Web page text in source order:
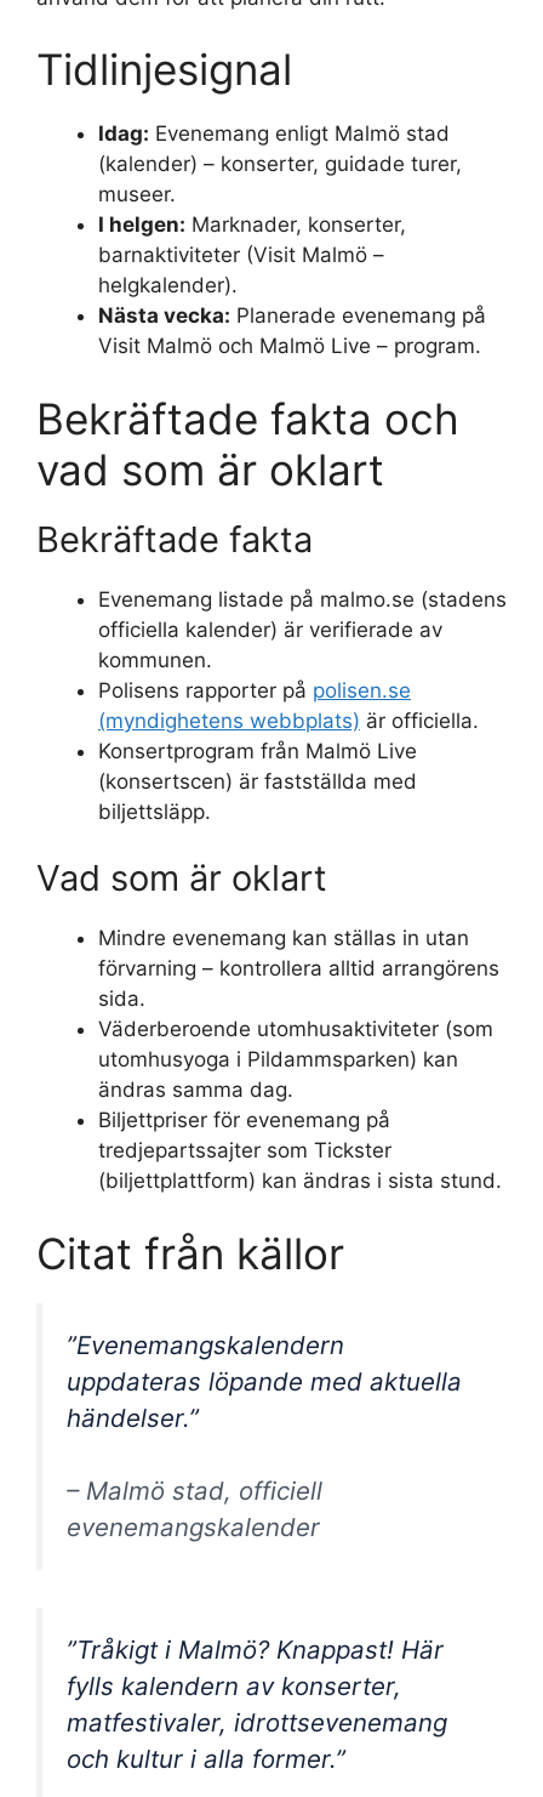
Tidlinjesignal
Idag: Evenemang enligt Malmö stad
(kalender) – konserter, guidade turer,
museer.
I helgen: Marknader, konserter,
barnaktiviteter (Visit Malmö –
helgkalender).
Nästa vecka: Planerade evenemang på
Visit Malmö och Malmö Live – program.
Bekräftade fakta och
vad som är oklart
Bekräftade fakta
Evenemang listade på malmo.se (stadens
officiella kalender) är verifierade av
kommunen.
Polisens rapporter på polisen.se
(myndighetens webbplats) är officiella.
Konsertprogram från Malmö Live
(konsertscen) är fastställda med
biljettsläpp.
Vad som är oklart
Mindre evenemang kan ställas in utan
förvarning – kontrollera alltid arrangörens
sida.
Väderberoende utomhusaktiviteter (som
utomhusyoga i Pildammsparken) kan
ändras samma dag.
Biljettpriser för evenemang på
tredjepartssajter som Tickster
(biljettplattform) kan ändras i sista stund.
Citat från källor
”Evenemangskalendern
uppdateras löpande med aktuella
händelser.”
– Malmö stad, officiell
evenemangskalender
”Tråkigt i Malmö? Knappast! Här
fylls kalendern av konserter,
matfestivaler, idrottsevenemang
och kultur i alla former.”